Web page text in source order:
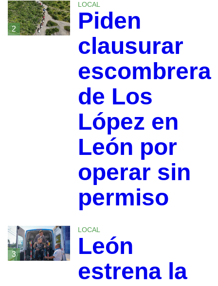
2
LOCAL
Piden
clausurar
escombrera
de Los
López en
León por
operar sin
permiso
3
LOCAL
León
estrena la